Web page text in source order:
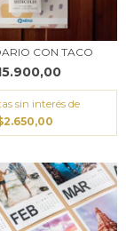
CON TACO
sin interés de